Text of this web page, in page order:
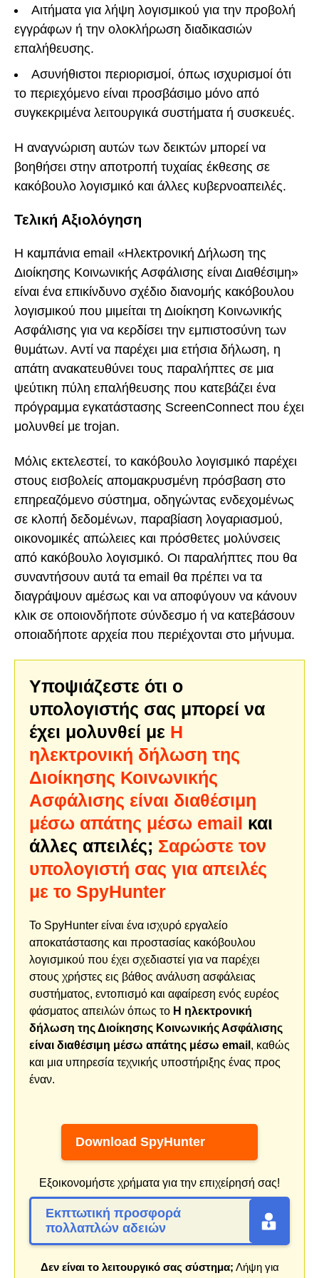
Αιτήματα για λήψη λογισμικού για την προβολή
εγγράφων ή την ολοκλήρωση διαδικασιών
επαλήθευσης.
Ασυνήθιστοι περιορισμοί, όπως ισχυρισμοί ότι
το περιεχόμενο είναι προσβάσιμο μόνο από
συγκεκριμένα λειτουργικά συστήματα ή συσκευές.
Η αναγνώριση αυτών των δεικτών μπορεί να
βοηθήσει στην αποτροπή τυχαίας έκθεσης σε
κακόβουλο λογισμικό και άλλες κυβερνοαπειλές.
Τελική Αξιολόγηση
Η καμπάνια email «Ηλεκτρονική Δήλωση της
Διοίκησης Κοινωνικής Ασφάλισης είναι Διαθέσιμη»
είναι ένα επικίνδυνο σχέδιο διανομής κακόβουλου
λογισμικού που μιμείται τη Διοίκηση Κοινωνικής
Ασφάλισης για να κερδίσει την εμπιστοσύνη των
θυμάτων. Αντί να παρέχει μια ετήσια δήλωση, η
απάτη ανακατευθύνει τους παραλήπτες σε μια
ψεύτικη πύλη επαλήθευσης που κατεβάζει ένα
πρόγραμμα εγκατάστασης ScreenConnect που έχει
μολυνθεί με trojan.
Μόλις εκτελεστεί, το κακόβουλο λογισμικό παρέχει
στους εισβολείς απομακρυσμένη πρόσβαση στο
επηρεαζόμενο σύστημα, οδηγώντας ενδεχομένως
σε κλοπή δεδομένων, παραβίαση λογαριασμού,
οικονομικές απώλειες και πρόσθετες μολύνσεις
από κακόβουλο λογισμικό. Οι παραλήπτες που θα
συναντήσουν αυτά τα email θα πρέπει να τα
διαγράψουν αμέσως και να αποφύγουν να κάνουν
κλικ σε οποιονδήποτε σύνδεσμο ή να κατεβάσουν
οποιαδήποτε αρχεία που περιέχονται στο μήνυμα.
Υποψιάζεστε ότι ο
υπολογιστής σας μπορεί να
έχει μολυνθεί με Η
ηλεκτρονική δήλωση της
Διοίκησης Κοινωνικής
Ασφάλισης είναι διαθέσιμη
μέσω απάτης μέσω email και
άλλες απειλές; Σαρώστε τον
υπολογιστή σας για απειλές
με το SpyHunter
Το SpyHunter είναι ένα ισχυρό εργαλείο
αποκατάστασης και προστασίας κακόβουλου
λογισμικού που έχει σχεδιαστεί για να παρέχει
στους χρήστες εις βάθος ανάλυση ασφάλειας
συστήματος, εντοπισμό και αφαίρεση ενός ευρέος
φάσματος απειλών όπως το Η ηλεκτρονική
δήλωση της Διοίκησης Κοινωνικής Ασφάλισης
είναι διαθέσιμη μέσω απάτης μέσω email , καθώς
και μια υπηρεσία τεχνικής υποστήριξης ένας προς
έναν.
Download SpyHunter
Εξοικονομήστε χρήματα για την επιχείρησή σας!
Εκπτωτική προσφορά
πολλαπλών αδειών
Δεν είναι το λειτουργικό σας σύστημα; Λήψη για